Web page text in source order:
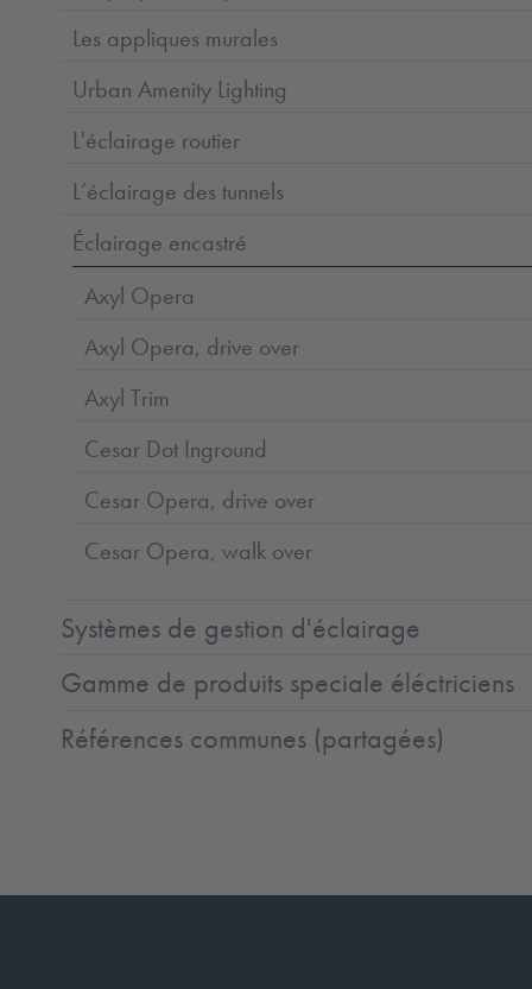
Les appliques murales
Urban Amenity Lighting
L'éclairage routier
L’éclairage des tunnels
Éclairage encastré
Axyl Opera
Axyl Opera, drive over
Axyl Trim
Cesar Dot Inground
Cesar Opera, drive over
Cesar Opera, walk over
Systèmes de gestion d'éclairage
Gamme de produits speciale éléctriciens
Références communes (partagées)